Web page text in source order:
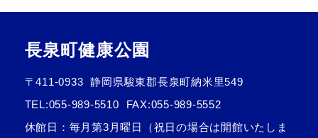
長泉町健康公園
〒411-0933
静岡県駿東郡長泉町納米里549
TEL:055-989-5510
FAX:055-989-5552
休館日：毎月第3月曜日（祝日の場合は開館いたしま